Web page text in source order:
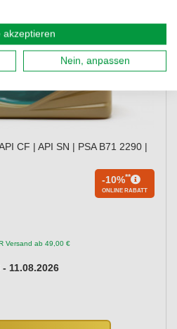
CF | API SN | PSA B71 2290 |
-10%**
ONLINE RABATT
Versand ab 49,00 €
11.08.2026
akzeptieren
Nein, anpassen